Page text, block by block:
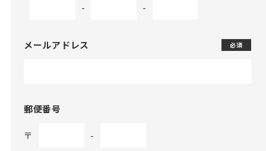
- -
メールアドレス 必須
郵便番号
〒 -